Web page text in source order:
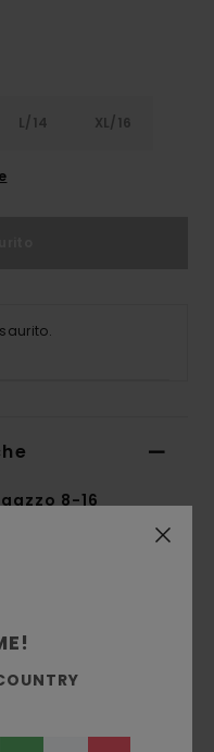
L/14 XL/16
8-16